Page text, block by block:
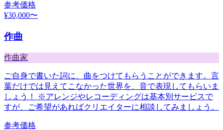
参考価格
¥30,000〜
作曲
作曲家
ご自身で書いた詞に、曲をつけてもらうことができます。言
葉だけでは見えてこなかった世界を、音で表現してもらいま
しょう！ ※アレンジやレコーディングは基本別サービスで
すが、ご希望があればクリエイターに相談してみましょう。
参考価格